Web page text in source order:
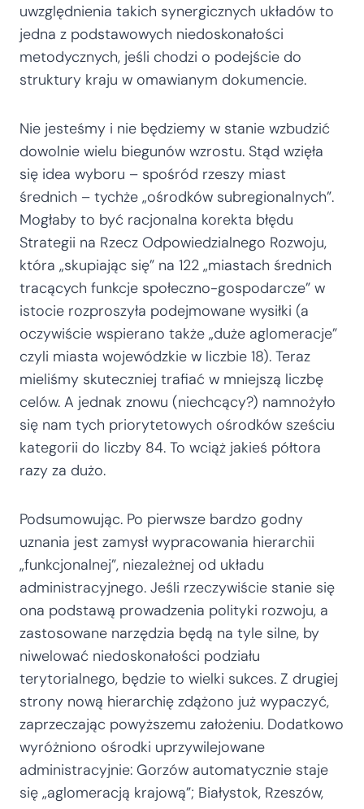
uwzględnienia takich synergicznych układów to
jedna z podstawowych niedoskonałości
metodycznych, jeśli chodzi o podejście do
struktury kraju w omawianym dokumencie.
Nie jesteśmy i nie będziemy w stanie wzbudzić
dowolnie wielu biegunów wzrostu. Stąd wzięła
się idea wyboru – spośród rzeszy miast
średnich – tychże „ośrodków subregionalnych”.
Mogłaby to być racjonalna korekta błędu
Strategii na Rzecz Odpowiedzialnego Rozwoju,
która „skupiając się” na 122 „miastach średnich
tracących funkcje społeczno-gospodarcze” w
istocie rozproszyła podejmowane wysiłki (a
oczywiście wspierano także „duże aglomeracje”
czyli miasta wojewódzkie w liczbie 18). Teraz
mieliśmy skuteczniej trafiać w mniejszą liczbę
celów. A jednak znowu (niechcący?) namnożyło
się nam tych priorytetowych ośrodków sześciu
kategorii do liczby 84. To wciąż jakieś półtora
razy za dużo.
Podsumowując. Po pierwsze bardzo godny
uznania jest zamysł wypracowania hierarchii
„funkcjonalnej”, niezależnej od układu
administracyjnego. Jeśli rzeczywiście stanie się
ona podstawą prowadzenia polityki rozwoju, a
zastosowane narzędzia będą na tyle silne, by
niwelować niedoskonałości podziału
terytorialnego, będzie to wielki sukces. Z drugiej
strony nową hierarchię zdążono już wypaczyć,
zaprzeczając powyższemu założeniu. Dodatkowo
wyróżniono ośrodki uprzywilejowane
administracyjnie: Gorzów automatycznie staje
się „aglomeracją krajową”; Białystok, Rzeszów,